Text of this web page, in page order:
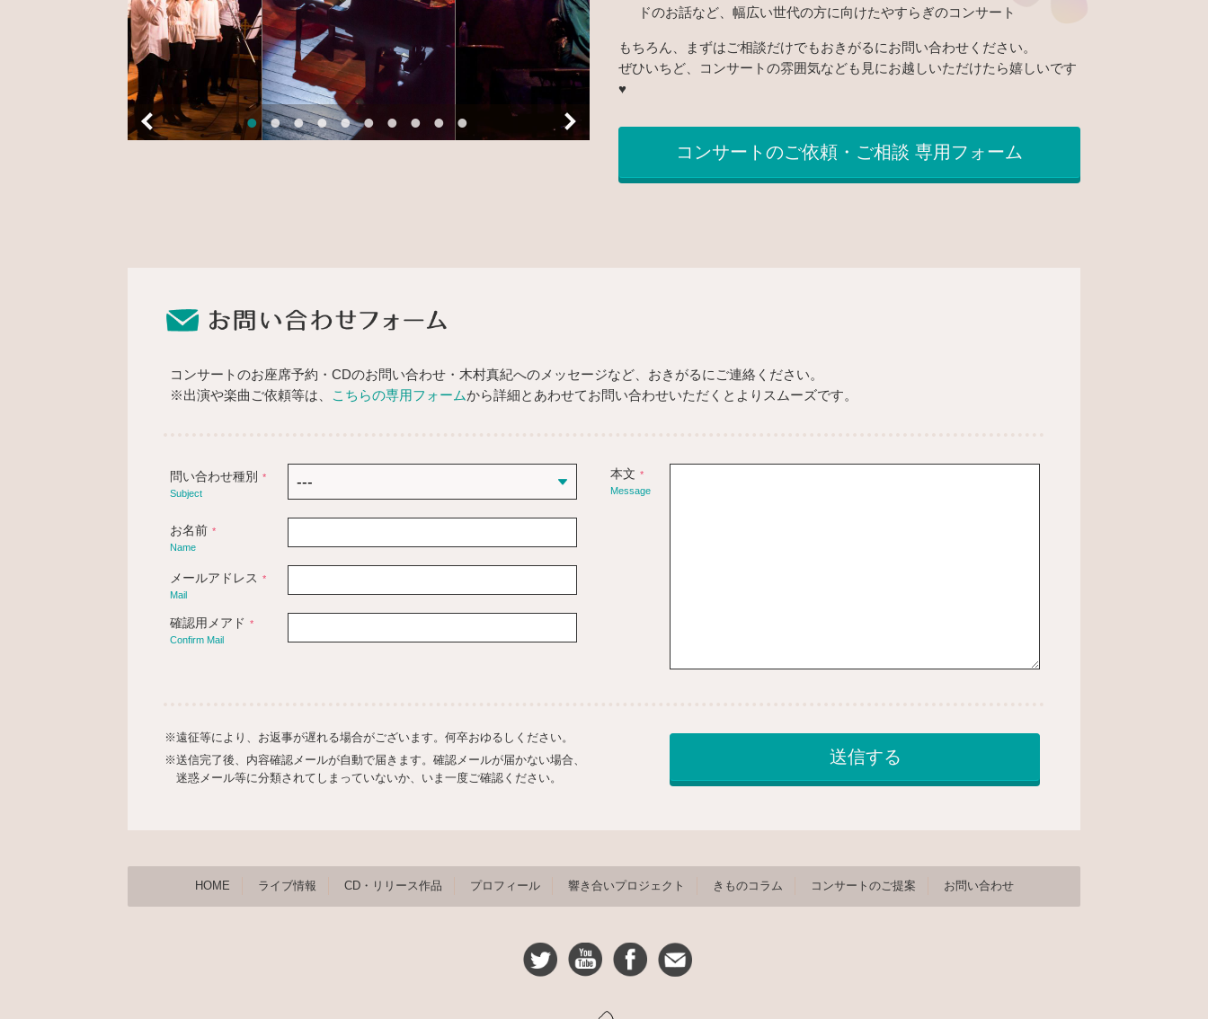
ドのお話など、幅広い世代の方に向けたやすらぎのコンサート
もちろん、まずはご相談だけでもおきがるにお問い合わせください。
ぜひいちど、コンサートの雰囲気なども見にお越しいただけたら嬉しいです
♥
コンサートのご依頼・ご相談 専用フォーム
コンサートのお座席予約・CDのお問い合わせ・木村真紀へのメッセージなど、おきがるにご連絡ください。
※出演や楽曲ご依頼等は、 こちらの専用フォームから詳細とあわせてお問い合わせいただくとよりスムーズです。
問い合わせ種別
*
Subject
お名前 *
Name
メールアドレス *
Mail
確認用メアド *
Confirm Mail
本文 *
Message
※遠征等により、お返事が遅れる場合がございます。何卒おゆるしください。
※送信完了後、内容確認メールが自動で届きます。確認メールが届かない場合、
迷惑メール等に分類されてしまっていないか、いま一度ご確認ください。
HOME ライブ情報 CD・リリース作品 プロフィール 響き合いプロジェクト きものコラム コンサートのご提案 お問い合わせ
Twitter Youtube公式チャンネル
Facebook